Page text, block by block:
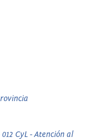
CyL - Atención al